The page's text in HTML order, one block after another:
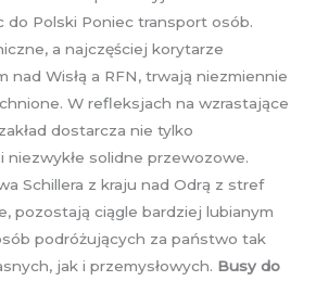
do Polski Poniec transport osób.
a najczęściej korytarze
nad Wisłą a RFN, trwają niezmiennie
W refleksjach na wzrastające
dostarcza nie tylko
niezwykłe solidne przewozowe.
Schillera z kraju nad Odrą z stref
pozostają ciągle bardziej lubianym
podróżujących za państwo tak
jak i przemysłowych. Busy do